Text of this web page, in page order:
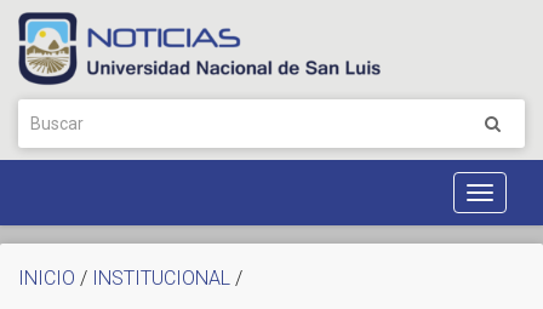
Toggle
INICIO / INSTITUCIONAL /